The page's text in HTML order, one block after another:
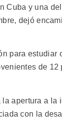
Cuba y una
dejó
para estudiar
de 12
apertura a la
con la